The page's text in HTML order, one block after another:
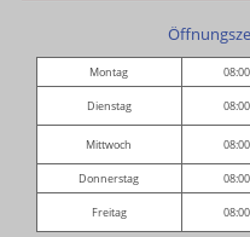
Montag
Dienstag
Mittwoch
Donnerstag
Freitag